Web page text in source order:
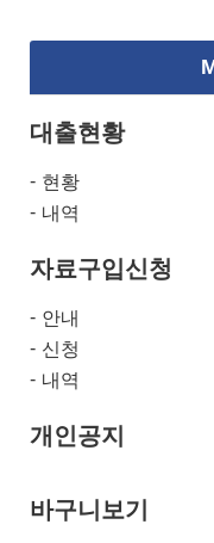
대출현황
현황
내역
자료구입신청
안내
신청
내역
개인공지
바구니보기